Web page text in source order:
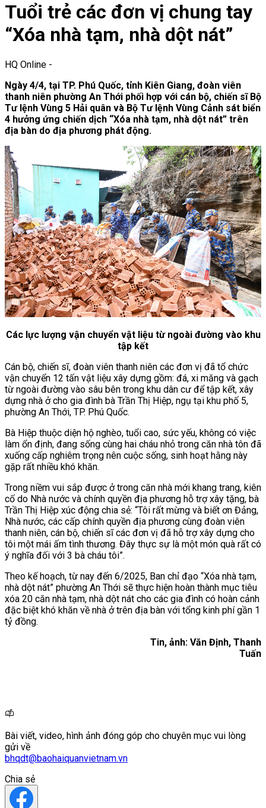
Tuổi trẻ các đơn vị chung tay
“Xóa nhà tạm, nhà dột nát”
HQ Online -
Ngày 4/4, tại TP. Phú Quốc, tỉnh Kiên Giang, đoàn viên
thanh niên phường An Thới phối hợp với cán bộ, chiến sĩ Bộ
Tư lệnh Vùng 5 Hải quân và Bộ Tư lệnh Vùng Cảnh sát biển
4 hưởng ứng chiến dịch “Xóa nhà tạm, nhà dột nát” trên
địa bàn do địa phương phát động.
Các lực lượng vận chuyển vật liệu từ ngoài đường vào khu
tập kết
Cán bộ, chiến sĩ, đoàn viên thanh niên các đơn vị đã tổ chức
vận chuyển 12 tấn vật liệu xây dựng gồm: đá, xi măng và gạch
từ ngoài đường vào sâu bên trong khu dân cư để tập kết, xây
dựng nhà ở cho gia đình bà Trần Thị Hiệp, ngụ tại khu phố 5,
phường An Thới, TP. Phú Quốc.
Bà Hiệp thuộc diện hộ nghèo, tuổi cao, sức yếu, không có việc
làm ổn định, đang sống cùng hai cháu nhỏ trong căn nhà tôn đã
xuống cấp nghiêm trọng nên cuộc sống, sinh hoạt hằng này
gặp rất nhiều khó khăn.
Trong niềm vui sắp được ở trong căn nhà mới khang trang, kiên
cố do Nhà nước và chính quyền địa phương hỗ trợ xây tặng, bà
Trần Thị Hiệp xúc động chia sẻ: “Tôi rất mừng và biết ơn Đảng,
Nhà nước, các cấp chính quyền địa phương cùng đoàn viên
thanh niên, cán bộ, chiến sĩ các đơn vị đã hỗ trợ xây dựng cho
tôi một mái ấm tình thương. Đây thực sự là một món quà rất có
ý nghĩa đối với 3 bà cháu tôi”.
Theo kế hoạch, từ nay đến 6/2025, Ban chỉ đạo “Xóa nhà tạm,
nhà dột nát” phường An Thới sẽ thực hiện hoàn thành mục tiêu
xóa 20 căn nhà tạm, nhà dột nát cho các gia đình có hoàn cảnh
đặc biệt khó khăn về nhà ở trên địa bàn với tổng kinh phí gần 1
tỷ đồng.
Tin, ảnh: Văn Định, Thanh
Tuấn
Bài viết, video, hình ảnh đóng góp cho chuyên mục vui lòng
gửi về
bhqdt@baohaiquanvietnam.vn
Chia sẻ